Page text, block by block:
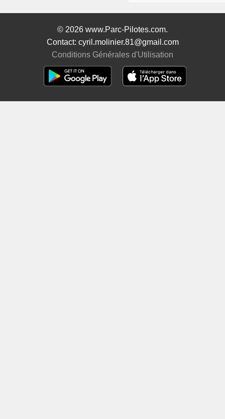
© 2026 www.Parc-Pilotes.com.
Contact: cyril.molinier.81@gmail.com
Conditions Générales d'Utilisation